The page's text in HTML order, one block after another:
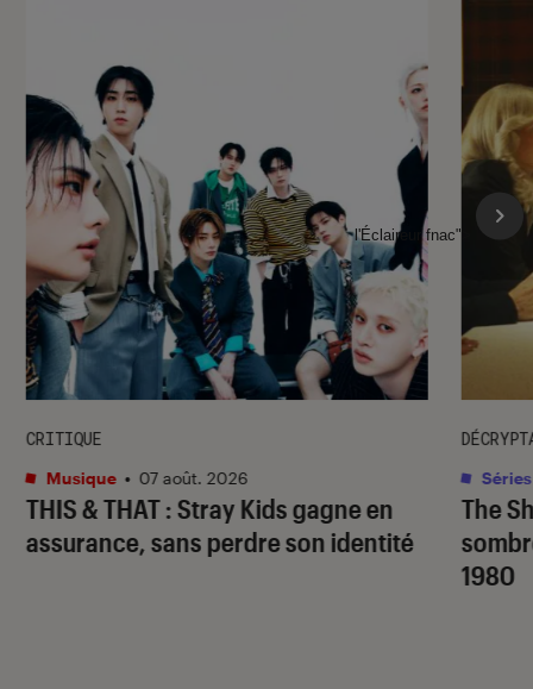
THIS & THAT: Stray Kids gagne en
assurance, sans perdre son identité
CRITIQUE
Musique • 07 août. 2026
The
1980
Séries
l'Éclaireur fnac">